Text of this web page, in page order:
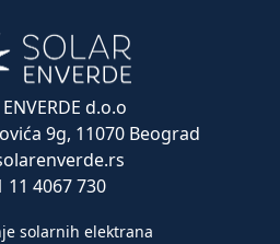
d.o.o
9g, 11070 Beograd
11 4067 730
solarnih elektrana